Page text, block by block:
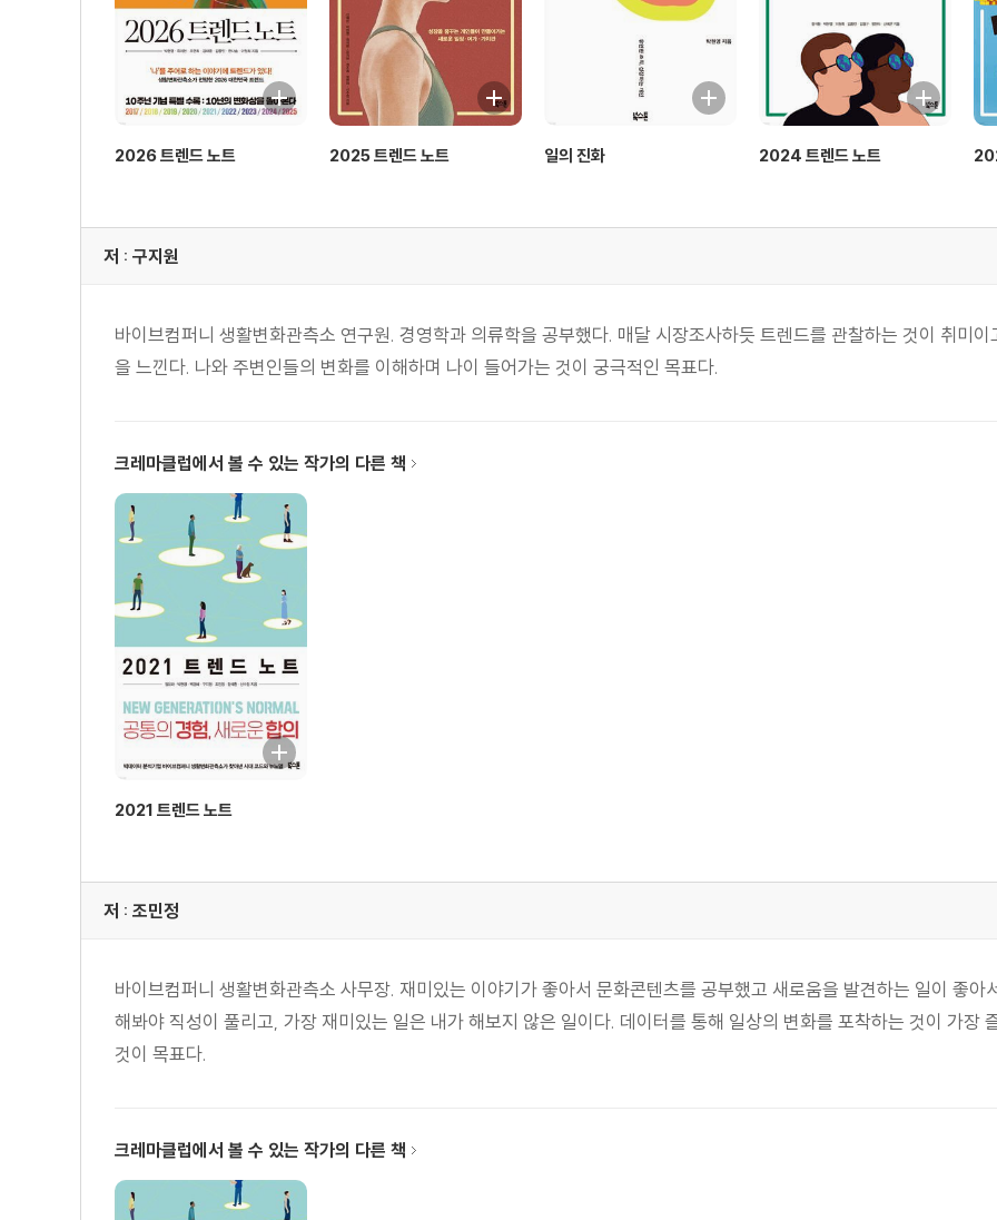
적응의 동물
나를 보듬는 비움의 시간, 새김의 시간
의미의 프리즘이 되는 일상 기록
나의 발견, 그리고 사람과 사람을 잇는 이야기
마케터를 위한 시사점
브랜드의 선택기준, 시대감성
마케터를 위한 시사점
6장 디지털 플랫폼의 아날로그 소통법
컬리패스는 되고 스마일클럽은 안 된 이유, 멤버십의 비밀
가장 개인적이고 가장 전문적인 비밀 이야기 : 뉴스레터
누구나 생산자가 될 수 있지만, 누구나 플랫폼은 될 수 없다 : 라이브방송
디지털 플랫폼과 아날로그 관계 맺기의 융합
마케터를 위한 시사점
7장 문화의 세대, 문화의 단위로 소통하라
밈을 컨트롤하는 사람이 세상을 컨트롤한다
문화의 단위, 밈으로 소통하라
꺾이지 않는 추세선을 찾아 #동시대성 #비전
마케터를 위한 시사점
8장 미학의 시대, 감수성 전쟁
브랜드의 레벨이 사라진 자리
시그니처 : 기억을 장악한다
화두 : ‘테마’가 있어야 멀리 간다
서사 : 잊히지 않는 브랜드가 되기 위하여
마케터를 위한 시사점
2026 트렌드 노트 2025 트렌드 노트 일의 진화 2024 트렌드 노트
저 : 구지원
바이브컴퍼니 생활변화관측소 연구원. 경영학과 의류학을 공부했다. 매달 시장조사하듯 트렌드를 관찰하는 것이 취미
을 느낀다. 나와 주변인들의 변화를 이해하며 나이 들어가는 것이 궁극적인 목표다.
크레마클럽에서 볼 수 있는 작가의 다른 책
2021 트렌드 노트
저 : 조민정
바이브컴퍼니 생활변화관측소 사무장. 재미있는 이야기가 좋아서 문화콘텐츠를 공부했고 새로움을 발견하는 일이 좋
해봐야 직성이 풀리고, 가장 재미있는 일은 내가 해보지 않은 일이다. 데이터를 통해 일상의 변화를 포착하는 것이 가장
것이 목표다.
크레마클럽에서 볼 수 있는 작가의 다른 책